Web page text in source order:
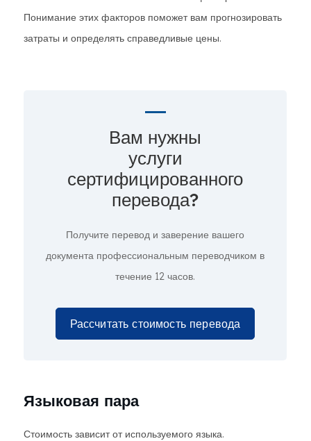
Понимание этих факторов поможет вам прогнозировать
затраты и определять справедливые цены.
Вам нужны
услуги
сертифицированного
перевода?
Получите перевод и заверение вашего
документа профессиональным переводчиком в
течение 12 часов.
Рассчитать стоимость перевода
Языковая пара
Стоимость зависит от используемого языка.